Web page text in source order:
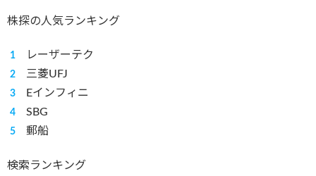
株探の人気ランキング
レーザーテク
三菱UFJ
Eインフィニ
SBG
郵船
検索ランキング